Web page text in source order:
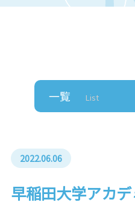
一覧 List
2022.06.06
早稲田大学アカ